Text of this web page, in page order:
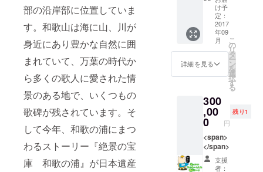
部の沿岸部に位置していま
す。和歌山は海に山、川が
身近にあり豊かな自然に囲
まれていて、万葉の時代か
ら多くの歌人に愛された情
景のある地で、いくつもの
歌碑が残されています。そ
して今年、和歌の浦にまつ
わるストーリー『絶景の宝
庫 和歌の浦』が日本遺産
ングパ
ウダー
や保存
料、食
紅など
も使っ
ており
ん。 (上
るデコ
レー
ション
の飾り
につい
ては、
すべて
無添加
紀美
野）を
予定し
ていま
す（交
通費込
み）。
それ以
上の地
相談に
て対応
予定。
け予
定：
2017
年09
月
詳細を見る
こ
の
リ
タ
ー
ン
を
選
択
す
る
300
,00
0 円
残り1
<span>
</span>
支援
者：